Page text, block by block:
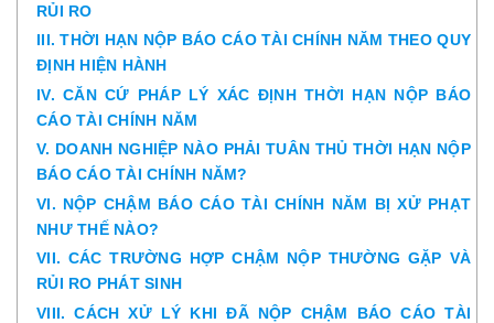
RỦI RO
III. THỜI HẠN NỘP BÁO CÁO TÀI CHÍNH NĂM THEO QUY
ĐỊNH HIỆN HÀNH
IV. CĂN CỨ PHÁP LÝ XÁC ĐỊNH THỜI HẠN NỘP BÁO
CÁO TÀI CHÍNH NĂM
V. DOANH NGHIỆP NÀO PHẢI TUÂN THỦ THỜI HẠN NỘP
BÁO CÁO TÀI CHÍNH NĂM?
VI. NỘP CHẬM BÁO CÁO TÀI CHÍNH NĂM BỊ XỬ PHẠT
NHƯ THẾ NÀO?
VII. CÁC TRƯỜNG HỢP CHẬM NỘP THƯỜNG GẶP VÀ
RỦI RO PHÁT SINH
VIII. CÁCH XỬ LÝ KHI ĐÃ NỘP CHẬM BÁO CÁO TÀI